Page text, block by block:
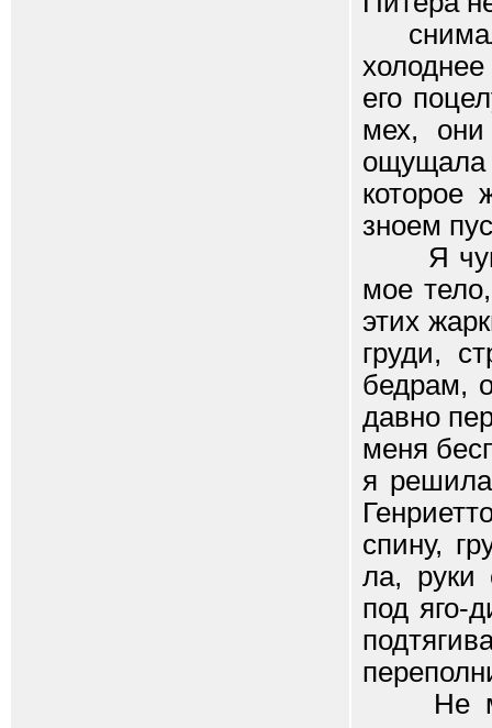
его
мех,
ощущала
которое
зноем
Я
мое
этих
груди,
бедрам,
давно
меня
я
спину,
ла, руки
под яго-
Не